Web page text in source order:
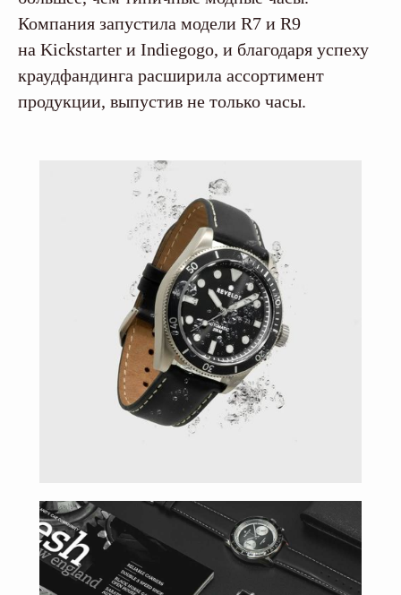
Компания запустила модели R7 и R9
на Kickstarter и Indiegogo, и благодаря успеху
краудфандинга расширила ассортимент
продукции, выпустив не только часы.